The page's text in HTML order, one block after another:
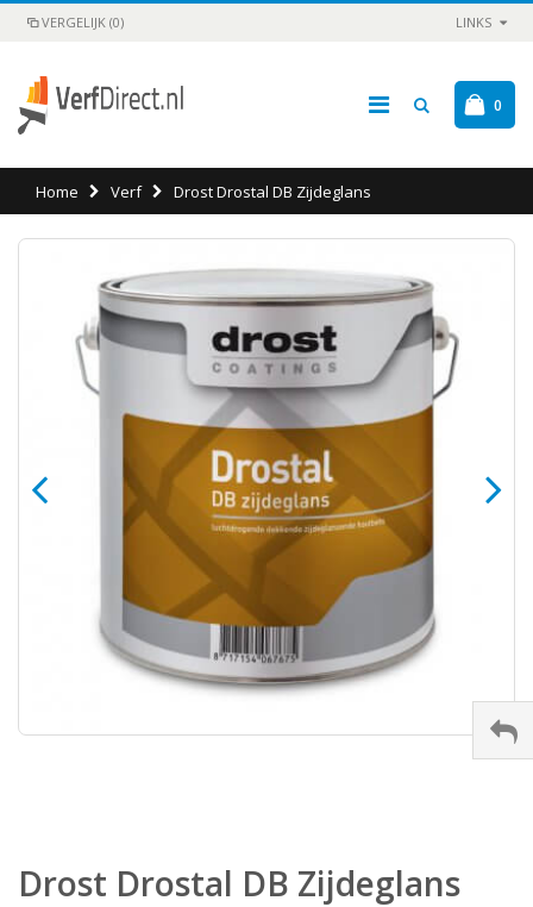
VERGELIJK (0) LINKS
0
Home Verf Drost Drostal DB Zijdeglans
Drost Drostal DB Zijdeglans